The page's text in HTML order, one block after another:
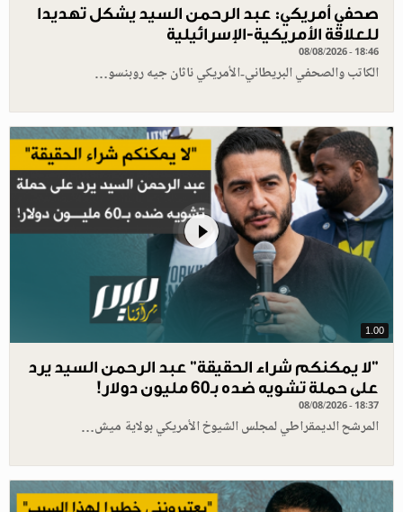
صحفي أمريكي: عبد الرحمن السيد يشكل تهديدا
للعلاقة الأمريكية-الإسرائيلية
08/08/2026 - 18:46
الكاتب والصحفي البريطاني-الأمريكي ناثان جيه روبنسو…
1.00
"لا يمكنكم شراء الحقيقة" عبد الرحمن السيد يرد
على حملة تشويه ضده بـ60 مليون دولار!
08/08/2026 - 18:37
المرشح الديمقراطي لمجلس الشيوخ الأمريكي بولاية ميش…